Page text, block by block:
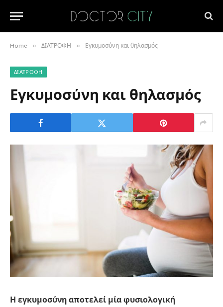
Home » ΔΙΑΤΡΟΦΗ » Εγκυμοσύνη και θηλασμός
ΔΙΑΤΡΟΦΗ
Εγκυμοσύνη και θηλασμός
Η εγκυμοσύνη αποτελεί μία φυσιολογική